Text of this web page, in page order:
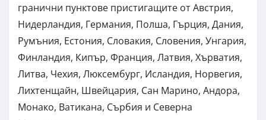
гранични пунктове пристигащите от Австрия,
Нидерландия, Германия, Полша, Гърция, Дания,
Румъния, Естония, Словакия, Словения, Унгария,
Финландия, Кипър, Франция, Латвия, Хърватия,
Литва, Чехия, Люксембург, Исландия, Норвегия,
Лихтенщайн, Швейцария, Сан Марино, Андора,
Монако, Ватикана, Сърбия и Северна